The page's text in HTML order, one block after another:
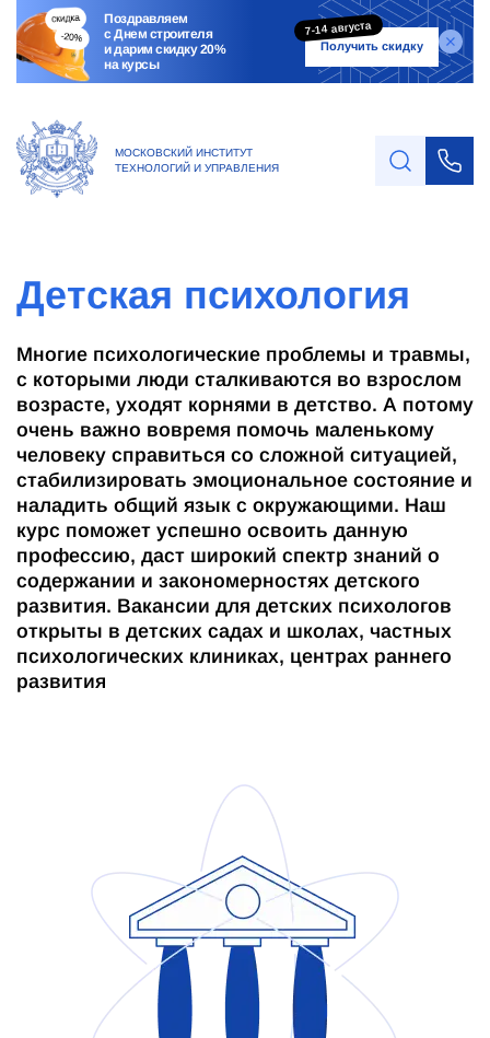
Поздравляем
с Днем строителя
и дарим скидку 20%
на курсы
7-14 августа
Получить скидку
МОСКОВСКИЙ ИНСТИТУТ
ТЕХНОЛОГИЙ И УПРАВЛЕНИЯ
Детская психология
Многие психологические проблемы и травмы,
с которыми люди сталкиваются во взрослом
возрасте, уходят корнями в детство. А потому
очень важно вовремя помочь маленькому
человеку справиться со сложной ситуацией,
стабилизировать эмоциональное состояние и
наладить общий язык с окружающими. Наш
курс поможет успешно освоить данную
профессию, даст широкий спектр знаний о
содержании и закономерностях детского
развития. Вакансии для детских психологов
открыты в детских садах и школах, частных
психологических клиниках, центрах раннего
развития